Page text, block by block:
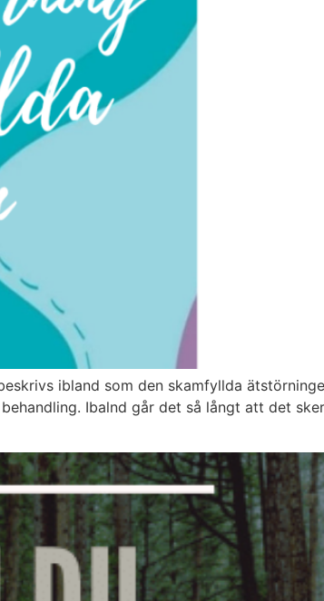
ibland som den skamfyllda
Ibalnd går det så långt att det